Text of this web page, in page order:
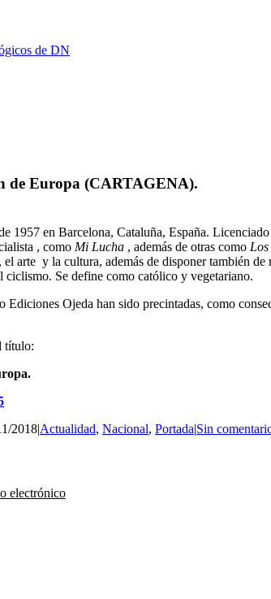
de DN
de Europa (CARTAGENA).
1957 en Barcelona, Cataluña, España.
, como Mi Lucha , además de otras como Los
arte y la cultura, además de disponer también
ciclismo. Se define como católico y vegetariano.
Ojeda han sido precintadas, como
título:
2018|Actualidad, Nacional, Portada|Sin
electrónico